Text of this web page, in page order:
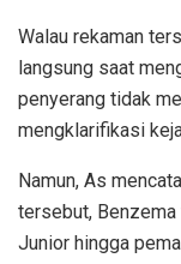
Walau rekaman
langsung saat
penyerang tidak
mengklarifikasi
Namun, As
tersebut,
Junior hingga